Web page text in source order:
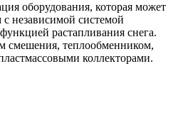
оборудования, которая может
независимой системой
растапливания снега.
смешения, теплообменником,
коллекторами.